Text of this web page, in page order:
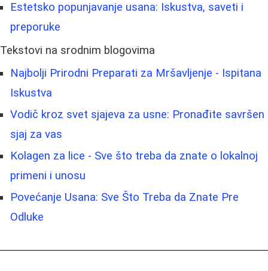
Estetsko popunjavanje usana: Iskustva, saveti i
preporuke
Tekstovi na srodnim blogovima
Najbolji Prirodni Preparati za Mršavljenje - Ispitana
Iskustva
Vodič kroz svet sjajeva za usne: Pronađite savršen
sjaj za vas
Kolagen za lice - Sve što treba da znate o lokalnoj
primeni i unosu
Povećanje Usana: Sve Što Treba da Znate Pre
Odluke